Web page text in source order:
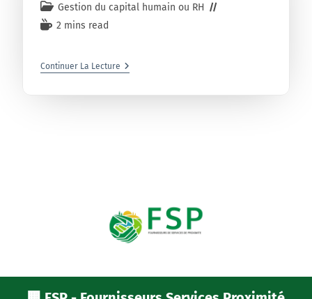
Gestion du capital humain ou RH
2 mins read
Continuer La Lecture